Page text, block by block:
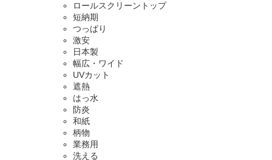
ロールスクリーントップ
短納期
つっぱり
激安
日本製
幅広・ワイド
UVカット
遮熱
はっ水
防炎
和紙
柄物
業務用
洗える